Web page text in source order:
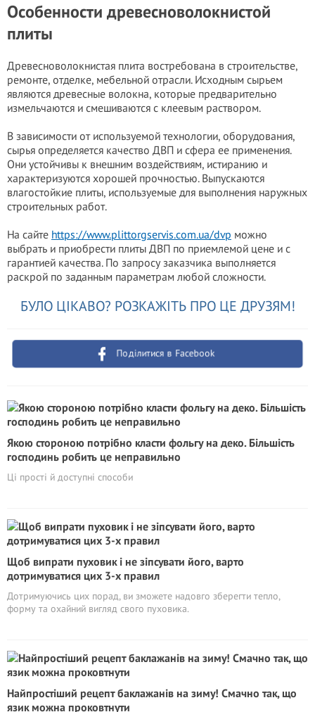
Особенности древесноволокнистой
плиты
Древесноволокнистая плита востребована в строительстве,
ремонте, отделке, мебельной отрасли. Исходным сырьем
являются древесные волокна, которые предварительно
измельчаются и смешиваются с клеевым раствором.
В зависимости от используемой технологии, оборудования,
сырья определяется качество ДВП и сфера ее применения.
Они устойчивы к внешним воздействиям, истиранию и
характеризуются хорошей прочностью. Выпускаются
влагостойкие плиты, используемые для выполнения наружных
строительных работ.
На сайте https://www.plittorgservis.com.ua/dvp можно
выбрать и приобрести плиты ДВП по приемлемой цене и с
гарантией качества. По запросу заказчика выполняется
раскрой по заданным параметрам любой сложности.
БУЛО ЦІКАВО? РОЗКАЖІТЬ ПРО ЦЕ ДРУЗЯМ!
Поділитися в Facebook
Якою стороною потрібно класти фольгу на деко. Більшість
господинь робить це неправильно
Ці прості й доступні способи
Щоб випрати пуховик і не зіпсувати його, варто
дотримуватися цих 3-х правил
Дотримуючись цих порад, ви зможете надовго зберегти тепло,
форму та охайний вигляд свого пуховика.
Найпростіший рецепт баклажанів на зиму! Смачно так, що
язик можна проковтнути